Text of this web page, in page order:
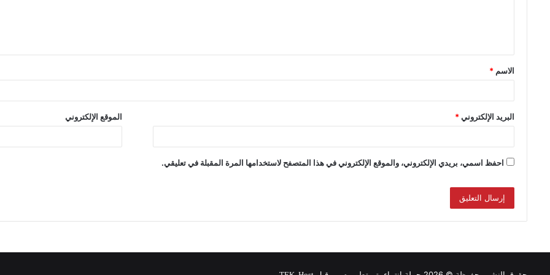
الاسم *
البريد الإلكتروني* الموقع الإلكتروني
احفظ اسمي، بريدي الإلكتروني، والموقع الإلكتروني في هذا المتصفح لاستخدامها المرة المقبلة في تعليقي.